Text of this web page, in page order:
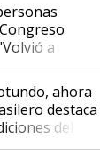
a
del
todo elahora
destaca
del
invertir: